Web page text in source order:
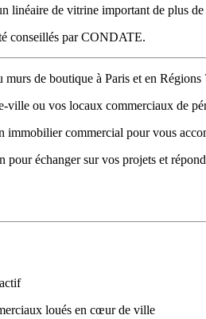
linéaire de vitrine important de plus
conseillés par CONDATE.
de boutique à Paris et en Régions
ville ou vos locaux commerciaux de
immobilier commercial pour vous
échanger sur vos projets et
loués en cœur de ville